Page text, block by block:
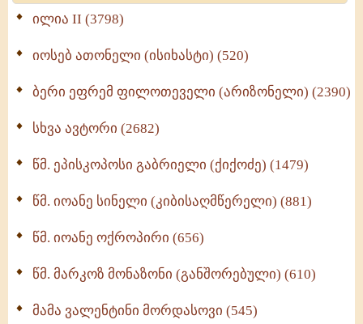
Wisdomge (514)
ქადაგებანი გაბრიელ ეპისკოპოსისა - II ტომი
სულიერი ცხოვრების სახელმძღვანელო -
ნაწილი II (369)
ილია II (3798)
იოსებ ათონელი (ისიხასტი) (520)
ბერი ეფრემ ფილოთეველი (არიზონელი) (2390)
სხვა ავტორი (2682)
წმ. ეპისკოპოსი გაბრიელი (ქიქოძე) (1479)
წმ. იოანე სინელი (კიბისაღმწერელი) (881)
წმ. იოანე ოქროპირი (656)
წმ. მარკოზ მონაზონი (განშორებული) (610)
მამა ვალენტინი მორდასოვი (545)